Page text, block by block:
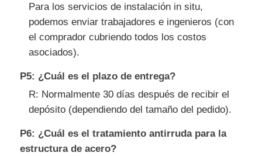
Para los servicios de instalación in situ,
podemos enviar trabajadores e ingenieros (con
el comprador cubriendo todos los costos
asociados).
P5: ¿Cuál es el plazo de entrega?
R: Normalmente 30 días después de recibir el
depósito (dependiendo del tamaño del pedido).
P6: ¿Cuál es el tratamiento antirruda para la
estructura de acero?